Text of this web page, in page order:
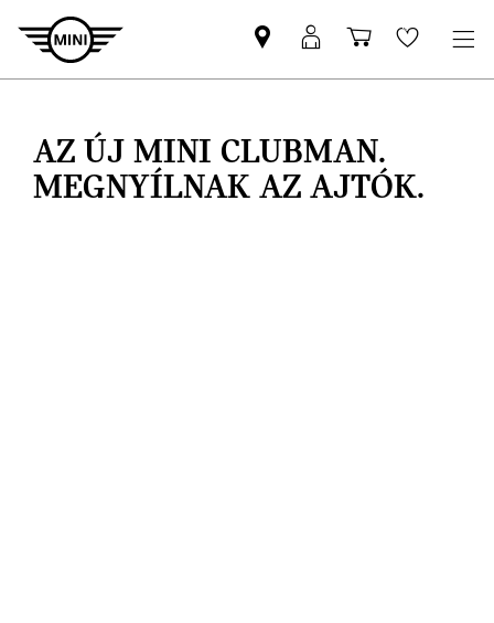
MINI-
partner
MyMINI
belépés
Wishlist
AZ ÚJ MINI CLUBMAN.
MEGNYÍLNAK AZ AJTÓK.